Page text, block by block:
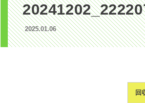
2025.01.06
回